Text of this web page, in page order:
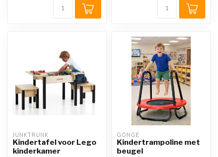
JUNKTRUNK
Kindertafel voor Lego
kinderkamer
GONGE
Kindertrampoline met
beugel